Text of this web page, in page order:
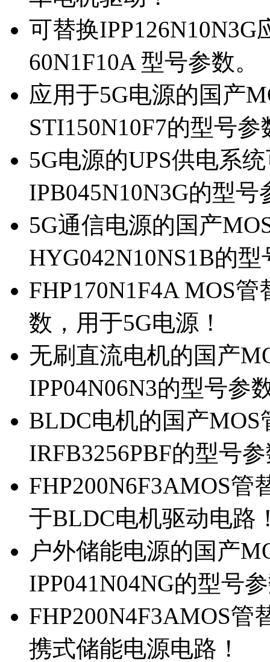
可替换
60N1F10A 型号参数。
应用于5G电源的国产
STI150N10F7的型号参
5G电源的UPS供电系
IPB045N10N3G的型号
5G通信电源的国产
HYG042N10NS1B的
FHP170N1F4A MOS
数，用于5G电源！
无刷直流电机的国产
IPP04N06N3的型号参
BLDC电机的国产MOS
IRFB3256PBF的型号
FHP200N6F3AMOS管
于BLDC电机驱动电路
户外储能电源的国产
IPP041N04NG的型号
FHP200N4F3AMOS管
携式储能电源电路！